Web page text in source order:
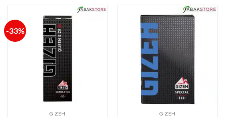
-33%
GIZEH GIZEH